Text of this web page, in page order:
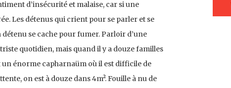
d’insécurité et malaise, car si une
Les détenus qui crient pour se parler et se
se cache pour fumer. Parloir d’une
quotidien, mais quand il y a douze familles
un énorme capharnaüm où il est difficile de
on est à douze dans 4m². Fouille à nu de